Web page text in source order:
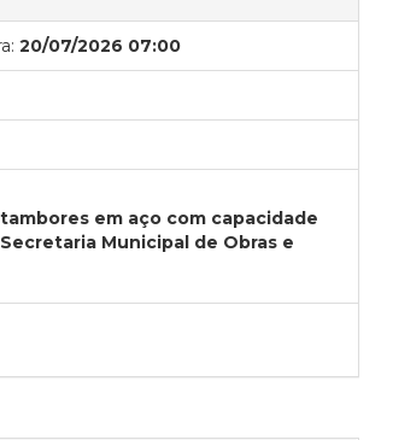
20/07/2026 07:00
em aço com capacidade
Municipal de Obras e